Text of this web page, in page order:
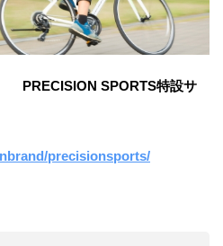
特設サ
precisionsports/